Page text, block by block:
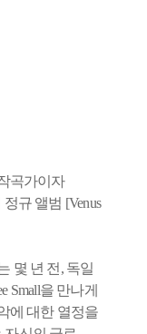
곡가이자
규 앨범 [Venus
몇 년 전, 독일
Small을 만나게
에 대한 열정을